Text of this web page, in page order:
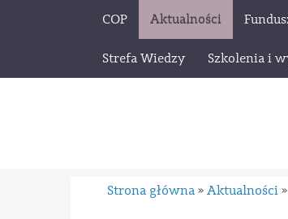
COP Aktualności
Strefa Wiedzy Szkolenia i
Strona główna » Aktualności »